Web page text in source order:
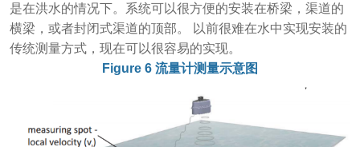
是在洪水的情况下。系统可以很方便的安装在桥梁，渠道的
横梁，或者封闭式渠道的顶部。 以前很难在水中实现安装的
传统测量方式，现在可以很容易的实现。
Figure 6 流量计测量示意图